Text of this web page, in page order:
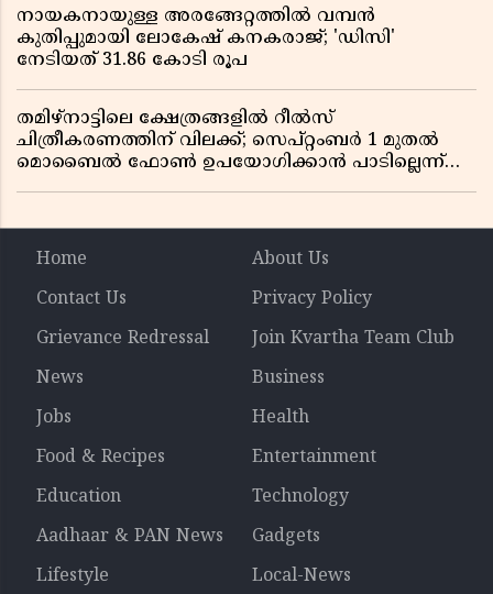
നായകനായുള്ള അരങ്ങേറ്റത്തിൽ വമ്പൻ
കുതിപ്പുമായി ലോകേഷ് കനകരാജ്; 'ഡിസി'
നേടിയത് 31.86 കോടി രൂപ
തമിഴ്‌നാട്ടിലെ ക്ഷേത്രങ്ങളിൽ റീൽസ്
ചിത്രീകരണത്തിന് വിലക്ക്; സെപ്റ്റംബർ 1 മുതൽ
മൊബൈൽ ഫോൺ ഉപയോഗിക്കാൻ പാടില്ലെന്ന്
Home
About Us
Contact Us
Privacy Policy
Grievance Redressal
Join Kvartha Team Club
News
Business
Jobs
Health
Food & Recipes
Entertainment
Education
Technology
Aadhaar & PAN News
Gadgets
Lifestyle
Local-News